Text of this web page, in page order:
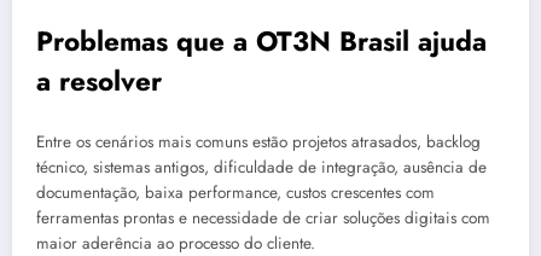
Problemas que a OT3N Brasil ajuda
a resolver
Entre os cenários mais comuns estão projetos atrasados, backlog
técnico, sistemas antigos, dificuldade de integração, ausência de
documentação, baixa performance, custos crescentes com
ferramentas prontas e necessidade de criar soluções digitais com
maior aderência ao processo do cliente.